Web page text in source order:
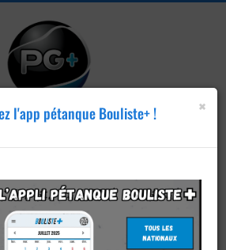
Publier un
concours
×
l'app pétanque Bouliste+ !